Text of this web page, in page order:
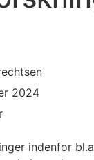
2024
indenfor